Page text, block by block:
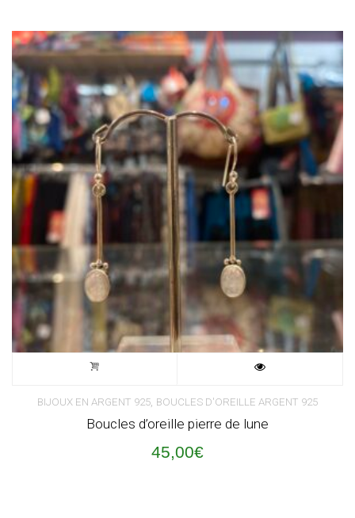
BIJOUX EN ARGENT 925, BOUCLES D'OREILLE ARGENT 925
Boucles d’oreille pierre de lune
45,00€